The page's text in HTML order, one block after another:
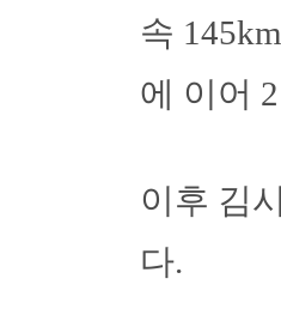
속
에 이어
이후 김
다.